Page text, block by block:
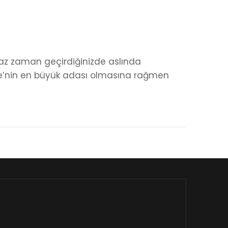
zaman geçirdiğinizde aslında
en büyük adası olmasına rağmen